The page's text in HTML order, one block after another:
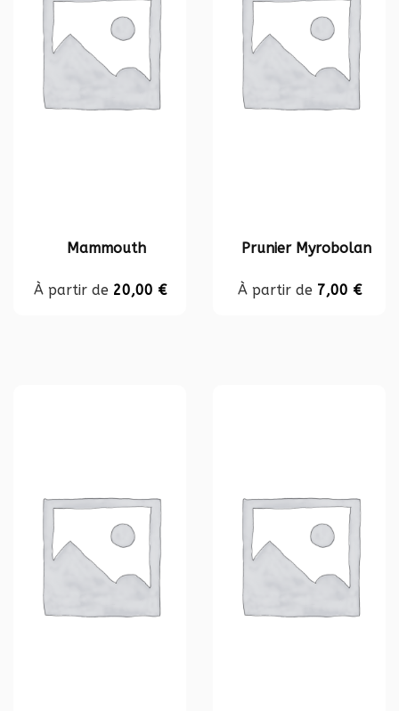
Mammouth
À partir de 20,00 €
Prunier Myrobolan
À partir de 7,00 €